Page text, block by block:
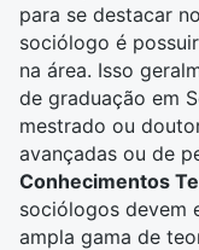
para se destacar
sociólogo é
na área. Isso
de graduação em
mestrado ou
avançadas ou de
Conhecimentos
sociólogos devem
ampla gama de